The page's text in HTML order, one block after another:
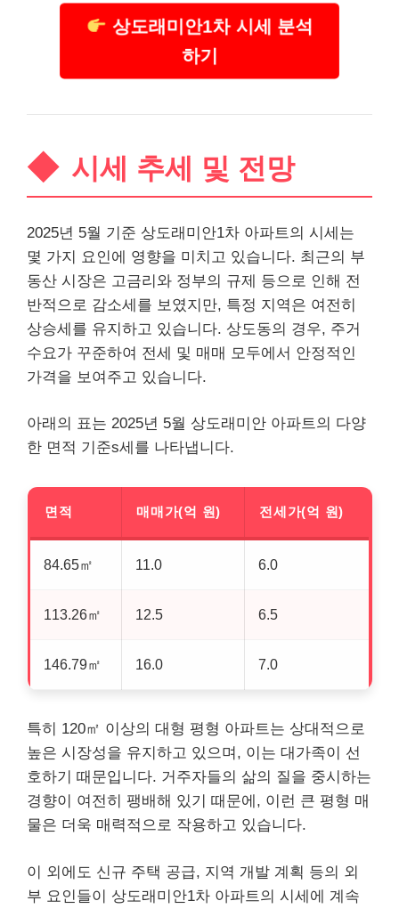
상도래미안1차 시세 분석
하기
시세 추세 및 전망
2025년 5월 기준 상도래미안1차 아파트의 시세는
몇 가지 요인에 영향을 미치고 있습니다. 최근의 부
동산 시장은 고금리와 정부의 규제 등으로 인해 전
반적으로 감소세를 보였지만, 특정 지역은 여전히
상승세를 유지하고 있습니다. 상도동의 경우, 주거
수요가 꾸준하여 전세 및 매매 모두에서 안정적인
가격을 보여주고 있습니다.
아래의 표는 2025년 5월 상도래미안 아파트의 다양
한 면적 기준s세를 나타냅니다.
면적 매매가(억 원) 전세가(억 원)
84.65㎡ 11.0 6.0
113.26㎡ 12.5 6.5
146.79㎡ 16.0 7.0
특히 120㎡ 이상의 대형 평형 아파트는 상대적으로
높은 시장성을 유지하고 있으며, 이는 대가족이 선
호하기 때문입니다. 거주자들의 삶의 질을 중시하는
경향이 여전히 팽배해 있기 때문에, 이런 큰 평형 매
물은 더욱 매력적으로 작용하고 있습니다.
이 외에도 신규 주택 공급, 지역 개발 계획 등의 외
부 요인들이 상도래미안1차 아파트의 시세에 계속